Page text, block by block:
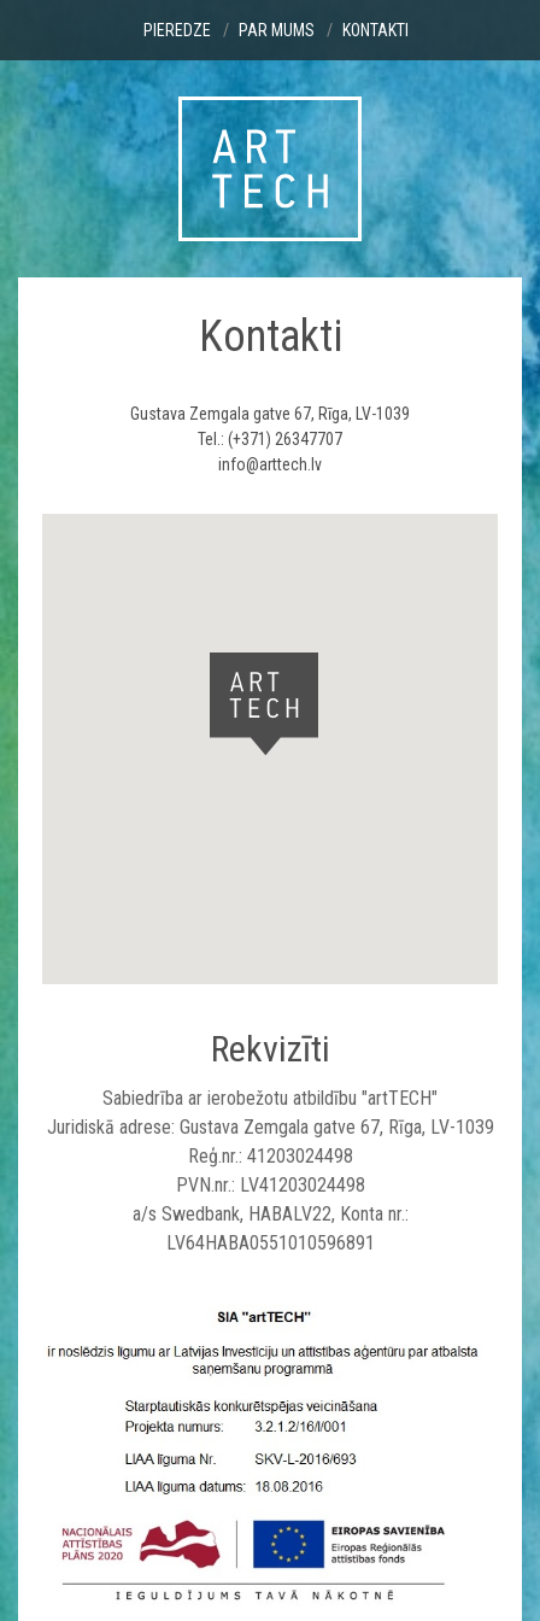
PIEREDZE PAR MUMS KONTAKTI
Kontakti
Gustava Zemgala gatve 67, Rīga, LV-1039
Tel.: (+371) 26347707
info@arttech.lv
Rekvizīti
Sabiedrība ar ierobežotu atbildību "artTECH"
Juridiskā adrese: Gustava Zemgala gatve 67, Rīga, LV-1039
Reģ.nr.: 41203024498
PVN.nr.: LV41203024498
a/s Swedbank, HABALV22, Konta nr.:
LV64HABA0551010596891